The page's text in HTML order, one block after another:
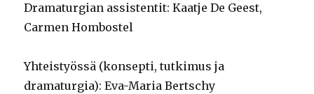
Dramaturgian assistentit: Kaatje De Geest,
Carmen Hombostel
Yhteistyössä (konsepti, tutkimus ja
dramaturgia): Eva-Maria Bertschy